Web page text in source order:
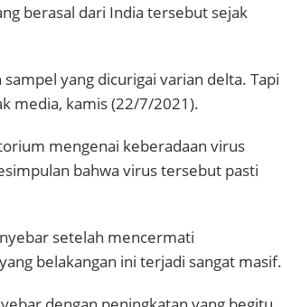
berasal dari India tersebut sejak
yang dicurigai varian delta. Tapi
media, kamis (22/7/2021).
mengenai keberadaan virus
bahwa virus tersebut pasti
setelah mencermati
belakangan ini terjadi sangat masif.